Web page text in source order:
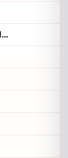
Ciambella laziale con cioccolato alla contadina pontino